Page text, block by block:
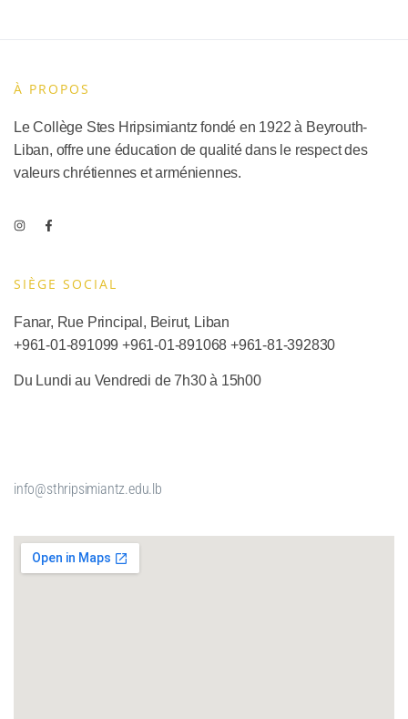
À PROPOS
Le Collège Stes Hripsimiantz fondé en 1922 à Beyrouth-
Liban, offre une éducation de qualité dans le respect des
valeurs chrétiennes et arméniennes.
SIÈGE SOCIAL​
Fanar, Rue Principal, Beirut, Liban
+961-01-891099 +961-01-891068+961-81-392830
Du Lundi au Vendredi de 7h30 à 15h00
info@sthripsimiantz.edu.lb